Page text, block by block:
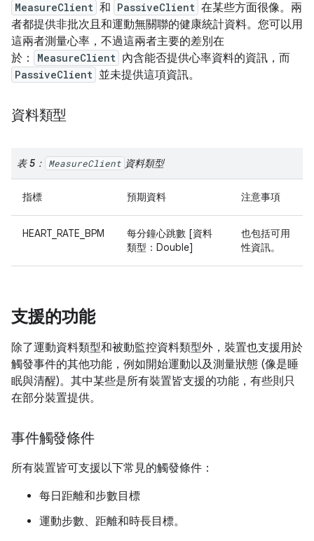
MeasureClient 和 PassiveClient 在某些方面很像。兩
者都提供非批次且和運動無關聯的健康統計資料。您可以用
這兩者測量心率，不過這兩者主要的差別在
於：
MeasureClient 內含能否提供心率資料的資訊，而
PassiveClient 並未提供這項資訊。
資料類型
表 5： MeasureClient 資料類型
指標 預期資料 注意事項
HEART_RATE_BPM
每分鐘心跳數 [資料
類型：Double]
也包括可用
性資訊。
支援的功能
除了運動資料類型和被動監控資料類型外，裝置也支援用於
觸發事件的其他功能，例如開始運動以及測量狀態 (像是睡
眠與清醒)。其中某些是所有裝置皆支援的功能，有些則只
在部分裝置提供。
事件觸發條件
所有裝置皆可支援以下常見的觸發條件：
每日距離和步數目標
運動步數、距離和時長目標。